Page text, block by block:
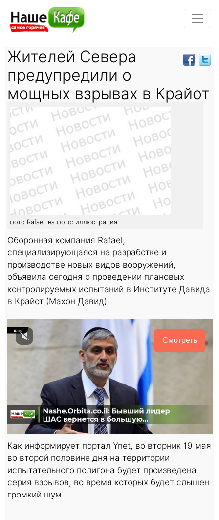
Жителей Севера
предупредили о
мощных взрывах в Крайот
фото Rafael. на фото: иллюстрация
Оборонная компания Rafael,
специализирующаяся на разработке и
производстве новых видов вооружений,
объявила сегодня о проведении плановых
контролируемых испытаний в Институте Давида
в Крайот (Махон Давид)
Смотреть
Как информирует портал Ynet, во вторник 19 мая
во второй половине дня на территории
испытательного полигона будет произведена
серия взрывов, во время которых будет слышен
громкий шум.